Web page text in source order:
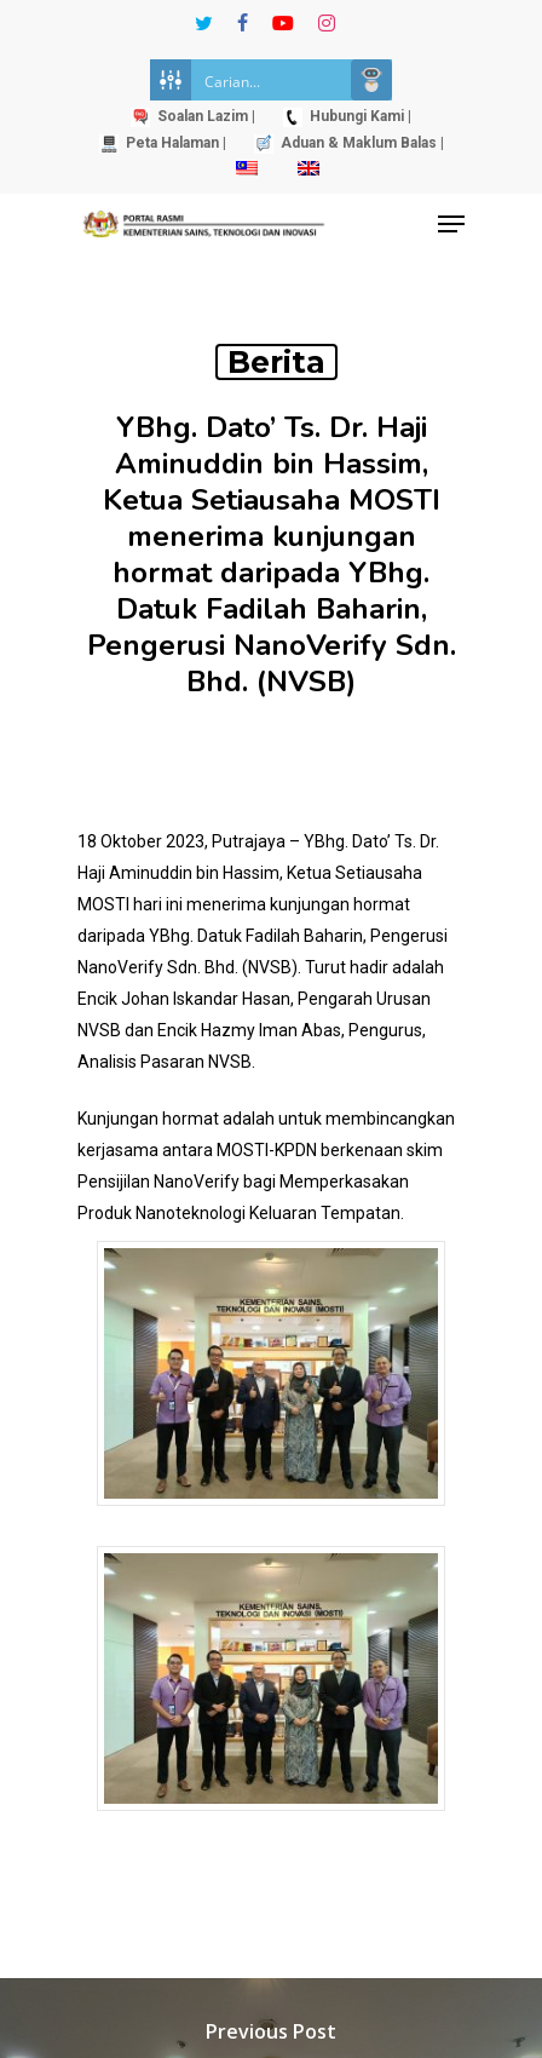
twitterfacebookyoutubeinstagram
Soalan Lazim |
Hubungi Kami |
Peta Halaman |
Aduan & Maklum Balas |
Menu
Berita
YBhg. Dato’ Ts. Dr. Haji
Aminuddin bin Hassim,
Ketua Setiausaha MOSTI
menerima kunjungan
hormat daripada YBhg.
Datuk Fadilah Baharin,
Pengerusi NanoVerify Sdn.
Bhd. (NVSB)
18 Oktober 2023, Putrajaya – YBhg. Dato’ Ts. Dr.
Haji Aminuddin bin Hassim, Ketua Setiausaha
MOSTI hari ini menerima kunjungan hormat
daripada YBhg. Datuk Fadilah Baharin, Pengerusi
NanoVerify Sdn. Bhd. (NVSB). Turut hadir adalah
Encik Johan Iskandar Hasan, Pengarah Urusan
NVSB dan Encik Hazmy Iman Abas, Pengurus,
Analisis Pasaran NVSB.
Kunjungan hormat adalah untuk membincangkan
kerjasama antara MOSTI-KPDN berkenaan skim
Pensijilan NanoVerify bagi Memperkasakan
Produk Nanoteknologi Keluaran Tempatan.
Previous Post